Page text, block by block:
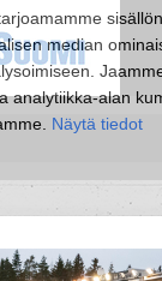
median
analytiikka-alan
Näytä tiedot